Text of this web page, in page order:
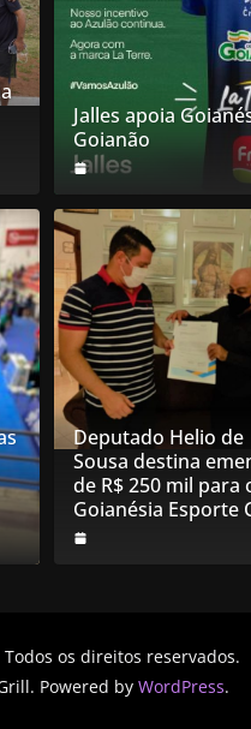
Jalles apoia
Goianão
Deputado Helio de
Sousa destina
de R$ 250 mil para
Goianésia Esporte
Todos os direitos reservados.
Powered by WordPress.